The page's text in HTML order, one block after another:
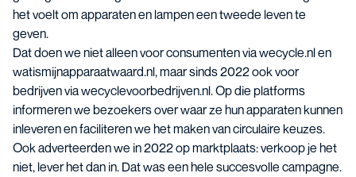
het voelt om apparaten en lampen een tweede leven te
geven.
Dat doen we niet alleen voor consumenten via wecycle.nl en
watismijnapparaatwaard.nl, maar sinds 2022 ook voor
bedrijven via wecyclevoorbedrijven.nl. Op die platforms
informeren we bezoekers over waar ze hun apparaten kunnen
inleveren en faciliteren we het maken van circulaire keuzes.
Ook adverteerden we in 2022 op marktplaats: verkoop je het
niet, lever het dan in. Dat was een hele succesvolle campagne.